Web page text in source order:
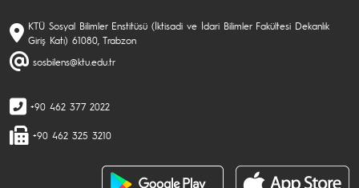
KTÜ Sosyal Bilimler Enstitüsü (İktisadi ve İdari Bilimler Fakültesi Dekanlık
Giriş Katı) 61080, Trabzon
sosbilens@ktu.edu.tr
+90 462 377 2022
+90 462 325 3210